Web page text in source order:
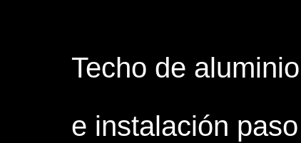
Techo de
e instalación